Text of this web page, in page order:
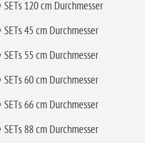
SETs 120 cm Durchmesser
SETs 45 cm Durchmesser
SETs 55 cm Durchmesser
SETs 60 cm Durchmesser
SETs 66 cm Durchmesser
SETs 88 cm Durchmesser